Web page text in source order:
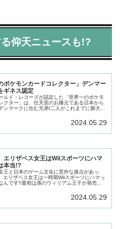
仰天ニュースも!?
ポケモンカードコレクター」デンマー
ギネス認定
ルド・レコーズが認定した「世界一のポケモ
クター」は、任天堂のお膝元である日本から
ンマークに住む兄弟!二人がこれまでに膨大な
2024.05.29
エリザベス女王はWiiスポーツにハマ
本当!?
王と日本のゲーム文化に意外な接点があっ
エリザベス女王は一時期Wiiスポーツにハマっ
んです!!最初は孫のウィリアム王子が発売さ
2024.05.29